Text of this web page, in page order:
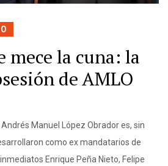
mece la cuna: la
de AMLO
Manuel López Obrador es, sin
como ex mandatarios de
Enrique Peña Nieto, Felipe